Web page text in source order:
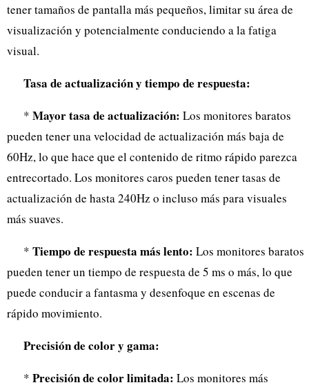
tener tamaños de pantalla más pequeños, limitar su área de
visualización y potencialmente conduciendo a la fatiga
visual.
Tasa de actualización y tiempo de respuesta:
* Mayor tasa de actualización: Los monitores baratos
pueden tener una velocidad de actualización más baja de
60Hz, lo que hace que el contenido de ritmo rápido parezca
entrecortado. Los monitores caros pueden tener tasas de
actualización de hasta 240Hz o incluso más para visuales
más suaves.
* Tiempo de respuesta más lento: Los monitores baratos
pueden tener un tiempo de respuesta de 5 ms o más, lo que
puede conducir a fantasma y desenfoque en escenas de
rápido movimiento.
Precisión de color y gama:
* Precisión de color limitada: Los monitores más